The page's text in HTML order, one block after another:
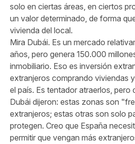
solo en ciertas áreas, en ciertos
un valor determinado, de forma
vivienda del local.
Mira Dubái. Es un mercado
años, pero genera 150.000
inmobiliario. Eso es inversión
extranjeros comprando viviendas
el país. Es tentador atraerlos, pero
Dubái dijeron: estas zonas son
extranjeros; estas otras son solo
protegen. Creo que España
permitir que vengan más